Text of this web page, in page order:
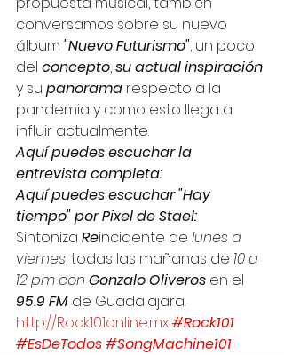
conversamos sobre su nuevo
álbum "Nuevo Futurismo", un poco
del concepto, su actual inspiración
y su panorama respecto a la
pandemia y como esto llega a
influir actualmente.
Aquí puedes escuchar la
entrevista completa:
Aquí puedes escuchar "Hay
tiempo" por Pixel de Stael:
Sintoniza Reincidente de lunes a
viernes, todas las mañanas de 10 a
12 pm con Gonzalo Oliveros en el
95.9 FM de Guadalajara.
http://Rock101online.mx#Rock101
#EsDeTodos#SongMachine101